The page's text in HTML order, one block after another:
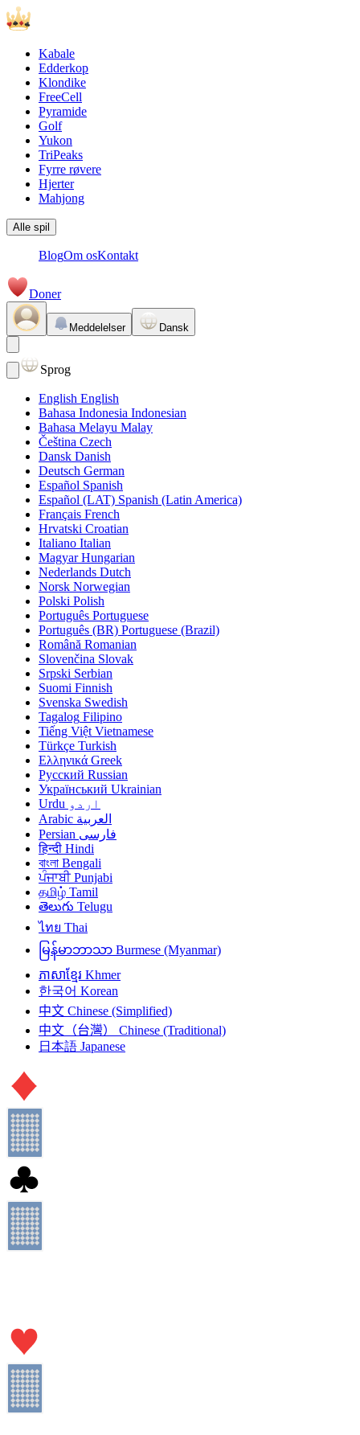
Kabale
Edderkop
Klondike
FreeCell
Pyramide
Golf
Yukon
TriPeaks
Fyrre røvere
Hjerter
Mahjong
Alle spil
BlogOm osKontakt
Doner
Meddelelser Dansk
Sprog
English English
Bahasa Indonesia Indonesian
Bahasa Melayu Malay
Čeština Czech
Dansk Danish
Deutsch German
Español Spanish
Español (LAT) Spanish (Latin America)
Français French
Hrvatski Croatian
Italiano Italian
Magyar Hungarian
Nederlands Dutch
Norsk Norwegian
Polski Polish
Português Portuguese
Português (BR) Portuguese (Brazil)
Română Romanian
Slovenčina Slovak
Srpski Serbian
Suomi Finnish
Svenska Swedish
Tagalog Filipino
Tiếng Việt Vietnamese
Türkçe Turkish
Ελληνικά Greek
Русский Russian
Український Ukrainian
اردو Urdu
العربية Arabic
فارسی Persian
हिन्दी Hindi
বাংলা Bengali
ਪੰਜਾਬੀ Punjabi
தமிழ் Tamil
తెలుగు Telugu
ไทย Thai
မြန်မာဘာသာ Burmese (Myanmar)
ភាសាខ្មែរ Khmer
한국어 Korean
中文 Chinese (Simplified)
中文（台灣）
Chinese (Traditional)
日本語 Japanese